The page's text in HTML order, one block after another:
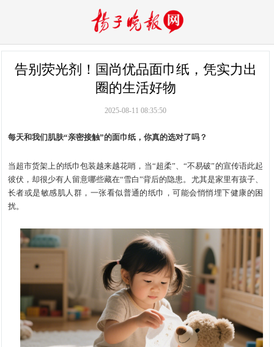
告别荧光剂！国尚优品面巾纸，凭实力出
圈的生活好物
2025-08-11 08:35:50
每天和我们肌肤“亲密接触”的面巾纸，你真的选对了吗？
当超市货架上的纸巾包装越来越花哨，当“超柔”、“不易破”的宣传语此起
彼伏，却很少有人留意哪些藏在“雪白”背后的隐患。尤其是家里有孩子、
长者或是敏感肌人群，一张看似普通的纸巾，可能会悄悄埋下健康的困
扰。